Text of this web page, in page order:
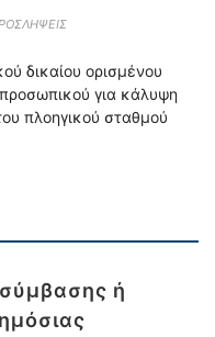
δικαίου ορισμένου
για κάλυψη
πλοηγικού σταθμού
ή